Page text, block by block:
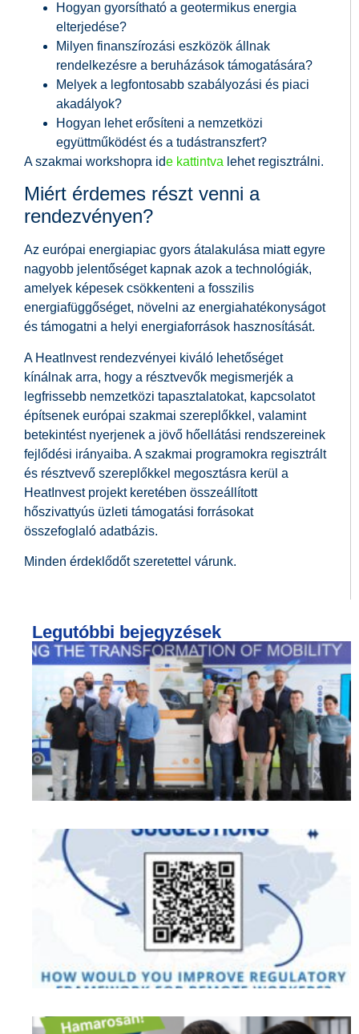
Hogyan gyorsítható a geotermikus energia
elterjedése?
Milyen finanszírozási eszközök állnak
rendelkezésre a beruházások támogatására?
Melyek a legfontosabb szabályozási és piaci
akadályok?
Hogyan lehet erősíteni a nemzetközi
együttműködést és a tudástranszfert?
A szakmai workshopra ide kattintva lehet regisztrálni.
Miért érdemes részt venni a
rendezvényen?
Az európai energiapiac gyors átalakulása miatt egyre
nagyobb jelentőséget kapnak azok a technológiák,
amelyek képesek csökkenteni a fosszilis
energiafüggőséget, növelni az energiahatékonyságot
és támogatni a helyi energiaforrások hasznosítását.
A HeatInvest rendezvényei kiváló lehetőséget
kínálnak arra, hogy a résztvevők megismerjék a
legfrissebb nemzetközi tapasztalatokat, kapcsolatot
építsenek európai szakmai szereplőkkel, valamint
betekintést nyerjenek a jövő hőellátási rendszereinek
fejlődési irányaiba. A szakmai programokra regisztrált
és résztvevő szereplőkkel megosztásra kerül a
HeatInvest projekt keretében összeállított
hőszivattyús üzleti támogatási forrásokat
összefoglaló adatbázis.
Minden érdeklődőt szeretettel várunk.
Legutóbbi bejegyzések